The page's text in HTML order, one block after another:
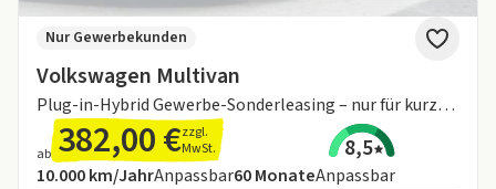
Volkswagen Multivan
Plug-in-Hybrid Gewerbe-Sonderleasing – nur für kurze Zeit!
Nur Gewerbekunden
ab 382,00 €zzgl.
MwSt.
8,5
Angebotsdetails:
Inklusive Laufleistung
10.000 km/JahrAnpassbarLaufzeit
60MonateAnpassbar